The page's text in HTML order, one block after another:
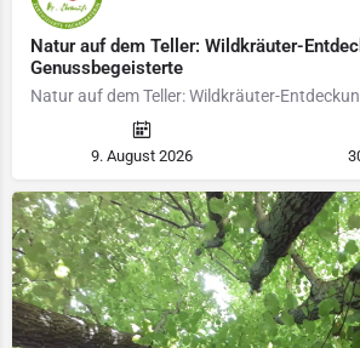
Natur auf dem Teller: Wildkräuter-
Genussbegeisterte
9. August 2026